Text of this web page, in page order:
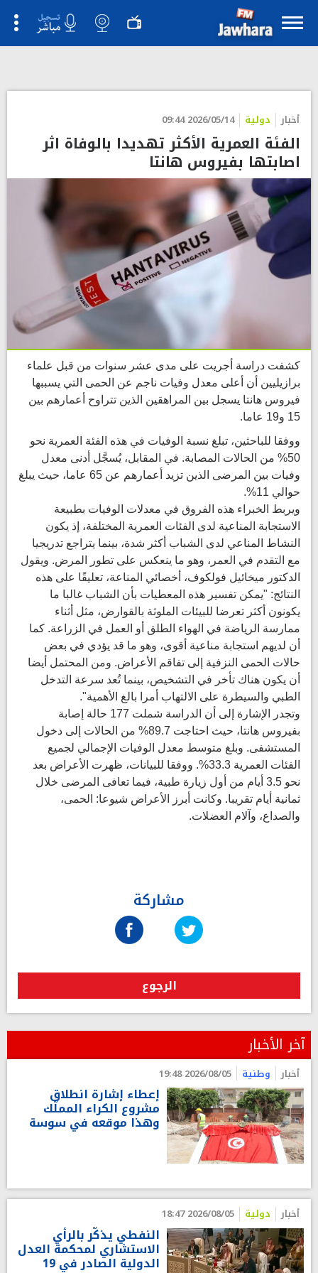
أخبار دولية 2026/05/14 09:44
الفئة العمرية الأكثر تهديدا بالوفاة اثر
اصابتها بفيروس هانتا
كشفت دراسة أجريت على مدى عشر سنوات من قبل علماء
برازيليين أن أعلى معدل وفيات ناجم عن الحمى التي يسببها
فيروس هانتا يسجل بين المراهقين الذين تتراوح أعمارهم بين
15 و19 عاما.
ووفقا للباحثين، تبلغ نسبة الوفيات في هذه الفئة العمرية نحو
50% من الحالات المصابة. في المقابل، يُسجَّل أدنى معدل
وفيات بين المرضى الذين تزيد أعمارهم عن 65 عاما، حيث يبلغ
حوالي 11%.
ويربط الخبراء هذه الفروق في معدلات الوفيات بطبيعة
الاستجابة المناعية لدى الفئات العمرية المختلفة، إذ يكون
النشاط المناعي لدى الشباب أكثر شدة، بينما يتراجع تدريجيا
مع التقدم في العمر، وهو ما ينعكس على تطور المرض. ويقول
الدكتور ميخائيل فولكوف، أخصائي المناعة، تعليقًا على هذه
النتائج: "يمكن تفسير هذه المعطيات بأن الشباب غالبا ما
يكونون أكثر تعرضا للبيئات الملوثة بالقوارض، مثل أثناء
ممارسة الرياضة في الهواء الطلق أو العمل في الزراعة. كما
أن لديهم استجابة مناعية أقوى، وهو ما قد يؤدي في بعض
حالات الحمى النزفية إلى تفاقم الأعراض. ومن المحتمل أيضا
أن يكون هناك تأخر في التشخيص، بينما تُعد سرعة التدخل
الطبي والسيطرة على الالتهاب أمرا بالغ الأهمية".
وتجدر الإشارة إلى أن الدراسة شملت 177 حالة إصابة
بفيروس هانتا، حيث احتاجت 89.7% من الحالات إلى دخول
المستشفى. وبلغ متوسط معدل الوفيات الإجمالي لجميع
الفئات العمرية 33.3%. ووفقا للبيانات، ظهرت الأعراض بعد
نحو 3.5 أيام من أول زيارة طبية، فيما تعافى المرضى خلال
ثمانية أيام تقريبا. وكانت أبرز الأعراض شيوعا: الحمى،
والصداع، وآلام العضلات.
مشاركة
الرجوع
آخر الأخبار
أخبار وطنية 2026/08/05 19:48
إعطاء إشارة انطلاق
مشروع الكراء المملّك
وهذا موقعه في سوسة
أخبار دولية 2026/08/05 18:47
النفطي يذكّر بالرأي
الاستشاري لمحكمة العدل
الدولية الصادر في 19